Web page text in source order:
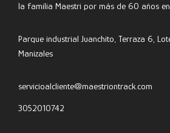
la familia Maestri por más de 60 años en
Parque industrial Juanchito, Terraza 6,
Manizales
servicioalcliente@maestriontrack.com
3052010742